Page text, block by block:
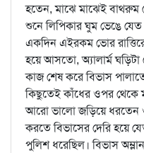
হতেন, মাঝে মাঝেই বাথরুম
শুনে লিপিকার ঘুম ভেঙে
একদিন এইরকম ভোর
হয়ে আসতো, অ্যালার্ম
কাজ শেষ করে বিভাস
কিছুতেই কাঁধের ওপর থেকে
আরো ভালো জড়িয়ে ধরতেন
করতে বিভাসের দেরি হয়ে
পুলিশ ধরেছিল। বিভাস